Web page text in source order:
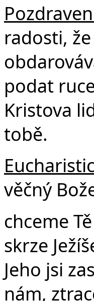
radosti,
podat
Kristova
tobě.
věčný
chceme
skrze
Jeho jsi
nám,